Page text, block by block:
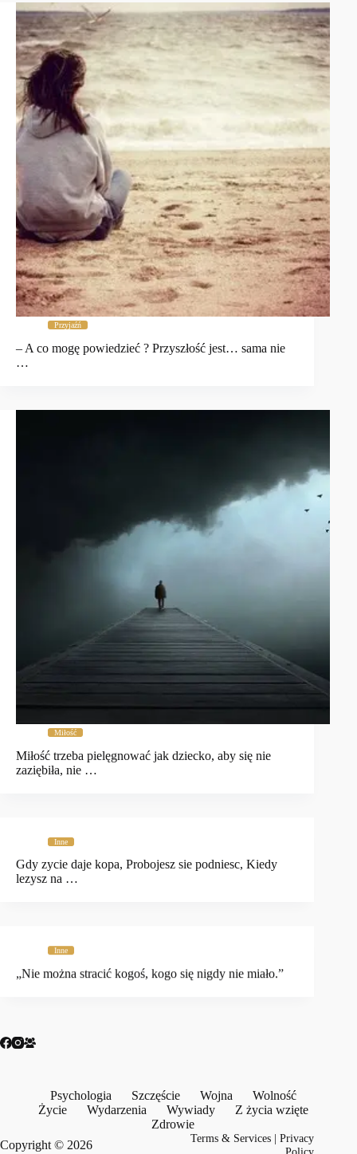
Przyjaźń
– A co mogę powiedzieć ? Przyszłość jest… sama nie
…
Miłość
Miłość trzeba pielęgnować jak dziecko, aby się nie
zaziębiła, nie …
Inne
Gdy zycie daje kopa, Probojesz sie podniesc, Kiedy
lezysz na …
Inne
„Nie można stracić kogoś, kogo się nigdy nie miało.”
Psychologia Szczęście Wojna
Wolność
Życie
Wydarzenia Wywiady
Z życia wzięte
Zdrowie
Copyright © 2026
Terms & Services |Privacy